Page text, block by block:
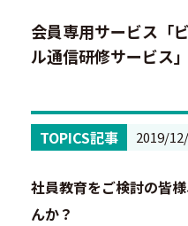
会員専用サービス「
ル通信研修サービス
TOPICS記事 2019/
社員教育をご検討の皆
んか？